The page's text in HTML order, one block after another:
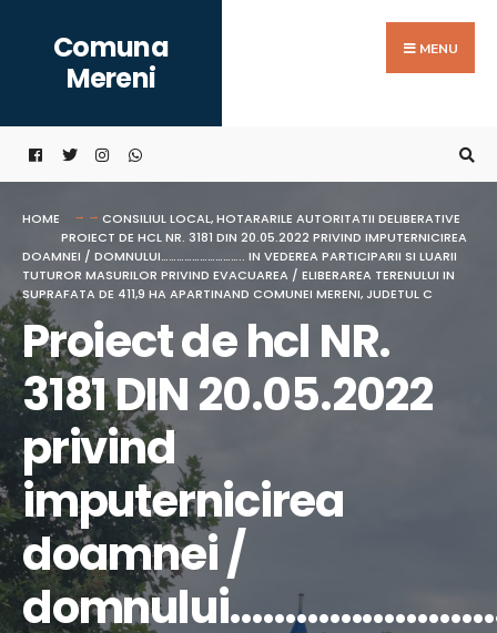
content
Comuna
Mereni
MENU
HOME CONSILIUL LOCAL,HOTARARILE AUTORITATII DELIBERATIVE
PROIECT DE HCL NR. 3181 DIN 20.05.2022 PRIVIND IMPUTERNICIREA
DOAMNEI / DOMNULUI………………………….. IN VEDEREA PARTICIPARII SI LUARII
TUTUROR MASURILOR PRIVIND EVACUAREA / ELIBERAREA TERENULUI IN
SUPRAFATA DE 411,9 HA APARTINAND COMUNEI MERENI, JUDETUL C
Proiect de hcl NR.
3181 DIN 20.05.2022
privind
imputernicirea
doamnei /
for: